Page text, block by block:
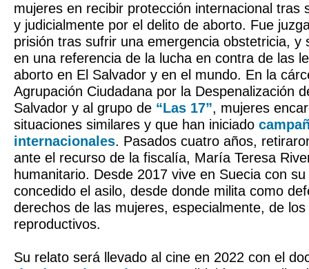
mujeres en recibir protección internacional tras
y judicialmente por el delito de aborto. Fue
prisión tras sufrir una emergencia obstetricia, y
en una referencia de la lucha en contra de las
aborto en El Salvador y en el mundo. En la
Agrupación Ciudadana por la Despenalización
Salvador y al grupo de “Las 17”, mujeres
situaciones similares y que han iniciado
internacionales. Pasados cuatro años,
ante el recurso de la fiscalía, María Teresa
humanitario. Desde 2017 vive en Suecia con
concedido el asilo, desde donde milita como
derechos de las mujeres, especialmente, de
reproductivos.
Su relato será llevado al cine en 2022 con el